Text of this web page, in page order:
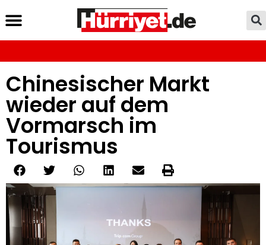
Chinesischer Markt
wieder auf dem
Vormarsch im
Tourismus